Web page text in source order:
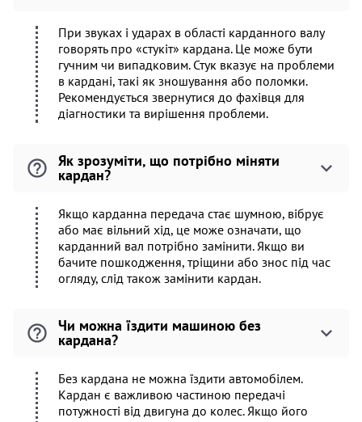
При звуках і ударах в області карданного валу
говорять про «стукіт» кардана. Це може бути
гучним чи випадковим. Стук вказує на проблеми
в кардані, такі як зношування або поломки.
Рекомендується звернутися до фахівця для
діагностики та вирішення проблеми.
Як зрозуміти, що потрібно міняти
кардан?
Якщо карданна передача стає шумною, вібрує
або має вільний хід, це може означати, що
карданний вал потрібно замінити. Якщо ви
бачите пошкодження, тріщини або знос під час
огляду, слід також замінити кардан.
Чи можна їздити машиною без
кардана?
Без кардана не можна їздити автомобілем.
Кардан є важливою частиною передачі
потужності від двигуна до колес. Якщо його